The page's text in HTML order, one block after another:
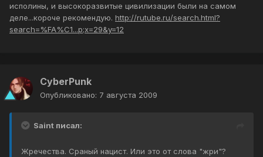
исполины, и высокоразвитые цивилизации были на самом
деле...короче рекомендую. http://rutube.ru/search.html?
search=%FA%C1...p;x=29&y=12
CyberPunk
Опубликовано: 7 августа 2009
Saint писал:
Жречества. Сраный нацист. Или это от слова "жри"?